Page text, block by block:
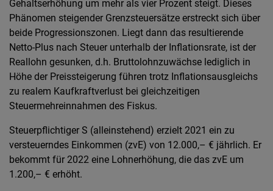
Gehaltserhöhung um mehr als vier Prozent steigt. Dieses
Phänomen steigender Grenzsteuersätze erstreckt sich über
beide Progressionszonen. Liegt dann das resultierende
Netto-Plus nach Steuer unterhalb der Inflationsrate, ist der
Reallohn gesunken, d.h. Bruttolohnzuwächse lediglich in
Höhe der Preissteigerung führen trotz Inflationsausgleichs
zu realem Kaufkraftverlust bei gleichzeitigen
Steuermehreinnahmen des Fiskus.
Steuerpflichtiger S (alleinstehend) erzielt 2021 ein zu
versteuerndes Einkommen (zvE) von 12.000,– € jährlich. Er
bekommt für 2022 eine Lohnerhöhung, die das zvE um
1.200,– € erhöht.